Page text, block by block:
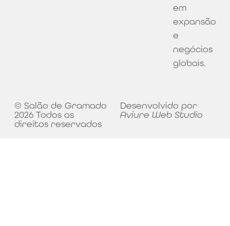
em
expansão
e
negócios
globais.
© Salão de Gramado
2026 Todos os
direitos reservados
Desenvolvido por
Aviure Web Studio